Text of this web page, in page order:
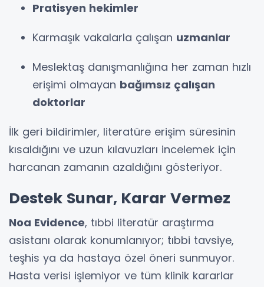
Pratisyen hekimler
Karmaşık vakalarla çalışan uzmanlar
Meslektaş danışmanlığına her zaman hızlı
erişimi olmayan bağımsız çalışan
doktorlar
İlk geri bildirimler, literatüre erişim süresinin
kısaldığını ve uzun kılavuzları incelemek için
harcanan zamanın azaldığını gösteriyor.
Destek Sunar, Karar Vermez
Noa Evidence, tıbbi literatür araştırma
asistanı olarak konumlanıyor; tıbbi tavsiye,
teşhis ya da hastaya özel öneri sunmuyor.
Hasta verisi işlemiyor ve tüm klinik kararlar